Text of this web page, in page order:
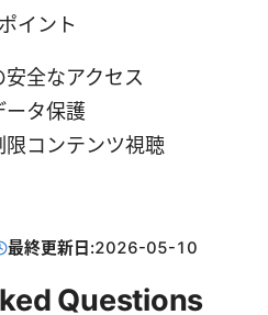
イント
全なアクセス
ータ保護
コンテンツ視聴
最終更新日:2026-05-10
Questions